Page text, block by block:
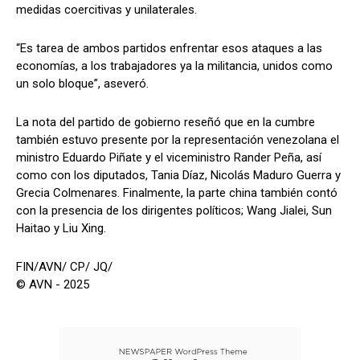
medidas coercitivas y unilaterales.
“Es tarea de ambos partidos enfrentar esos ataques a las
economías, a los trabajadores ya la militancia, unidos como
un solo bloque”, aseveró.
La nota del partido de gobierno reseñó que en la cumbre
también estuvo presente por la representación venezolana el
ministro Eduardo Piñate y el viceministro Rander Peña, así
como con los diputados, Tania Díaz, Nicolás Maduro Guerra y
Grecia Colmenares. Finalmente, la parte china también contó
con la presencia de los dirigentes políticos; Wang Jialei, Sun
Haitao y Liu Xing.
FIN/AVN/ CP/ JQ/
© AVN - 2025